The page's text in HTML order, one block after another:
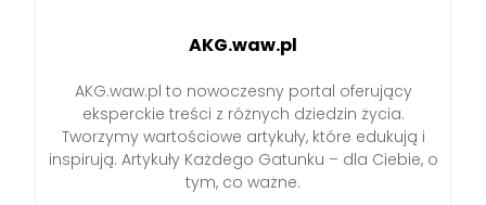
AKG.waw.pl
AKG.waw.pl to nowoczesny portal oferujący
eksperckie treści z różnych dziedzin życia.
Tworzymy wartościowe artykuły, które edukują i
inspirują. Artykuły Każdego Gatunku – dla Ciebie, o
tym, co ważne.